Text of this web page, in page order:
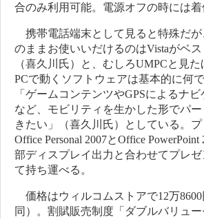
合のみ利用可能。電源オフの時には着
携帯電話端末として見ると特殊だが
のままお使いいだけるのはVistaがベス
（喜久川氏）と、むしろUMPCと見た
PCで動くソフトウェアは基本的に何
「ゲームコンテンツやGPSによるナ
など、モビリティを生かした形でパ
きたい」（喜久川氏）としている。プ
Office Personal 2007とOffice
部ディスプレイ出力と合わせてプレ
て持ち運べる。
価格はウィルコムストアで12万
同）。割賦販売制度「ダブルバリュ